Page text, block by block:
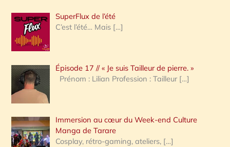
e
r
c
h
e
:
SuperFlux de l’été
C’est l’été… Mais […]
Épisode 17 // « Je suis Tailleur de pierre. »
Prénom : Lilian Profession : Tailleur […]
Immersion au cœur du Week-end Culture
Manga de Tarare
Cosplay, rétro-gaming, ateliers, […]